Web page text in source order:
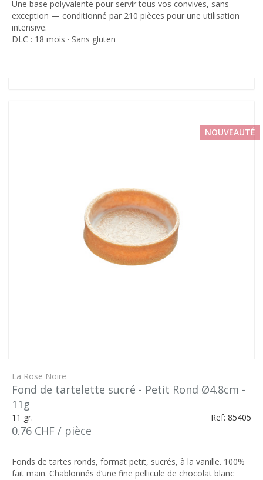
Une base polyvalente pour servir tous vos convives, sans
exception — conditionné par 210 pièces pour une utilisation
intensive.
DLC : 18 mois · Sans gluten
NOUVEAUTÉ
La Rose Noire
Fond de tartelette sucré - Petit Rond Ø4.8cm -
11g
11 gr. Ref: 85405
0.76 CHF / pièce
Fonds de tartes ronds, format petit, sucrés, à la vanille. 100%
fait main. Chablonnés d’une fine pellicule de chocolat blanc